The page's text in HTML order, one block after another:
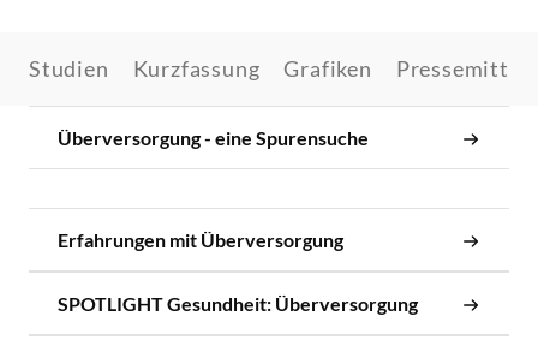
Studien Kurzfassung Grafiken
Überversorgung - eine Spurensuche
Erfahrungen mit Überversorgung
SPOTLIGHT Gesundheit: Überversorgung